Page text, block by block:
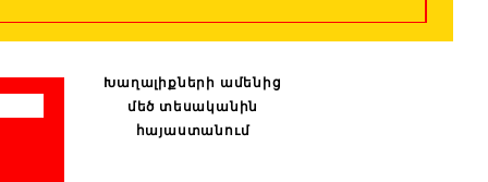
Խաղալիքների ամենից
մեծ տեսականին
հայաստանում